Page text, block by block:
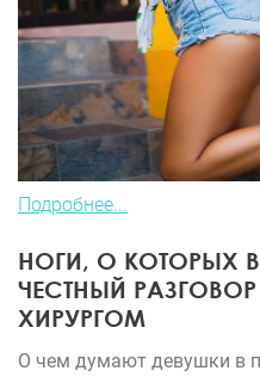
Подробнее...
НОГИ, О КОТОРЫХ
ЧЕСТНЫЙ
ХИРУРГОМ
О чем думают девушки в